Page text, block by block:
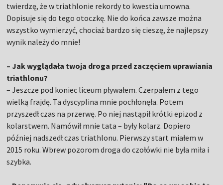
twierdzę, że w triathlonie rekordy to kwestia umowna.
Dopisuje się do tego otoczkę. Nie do końca zawsze można
wszystko wymierzyć, chociaż bardzo się cieszę, że najlepszy
wynik należy do mnie!
– Jak wyglądała twoja droga przed zaczęciem uprawiania
triathlonu?
– Jeszcze pod koniec liceum pływałem. Czerpałem z tego
wielką frajdę. Ta dyscyplina mnie pochłonęła. Potem
przyszedł czas na przerwę. Po niej nastąpił krótki epizod z
kolarstwem. Namówił mnie tata – były kolarz. Dopiero
później nadszedł czas triathlonu. Pierwszy start miałem w
2015 roku. Wbrew pozorom droga do czołówki nie była miła i
szybka.